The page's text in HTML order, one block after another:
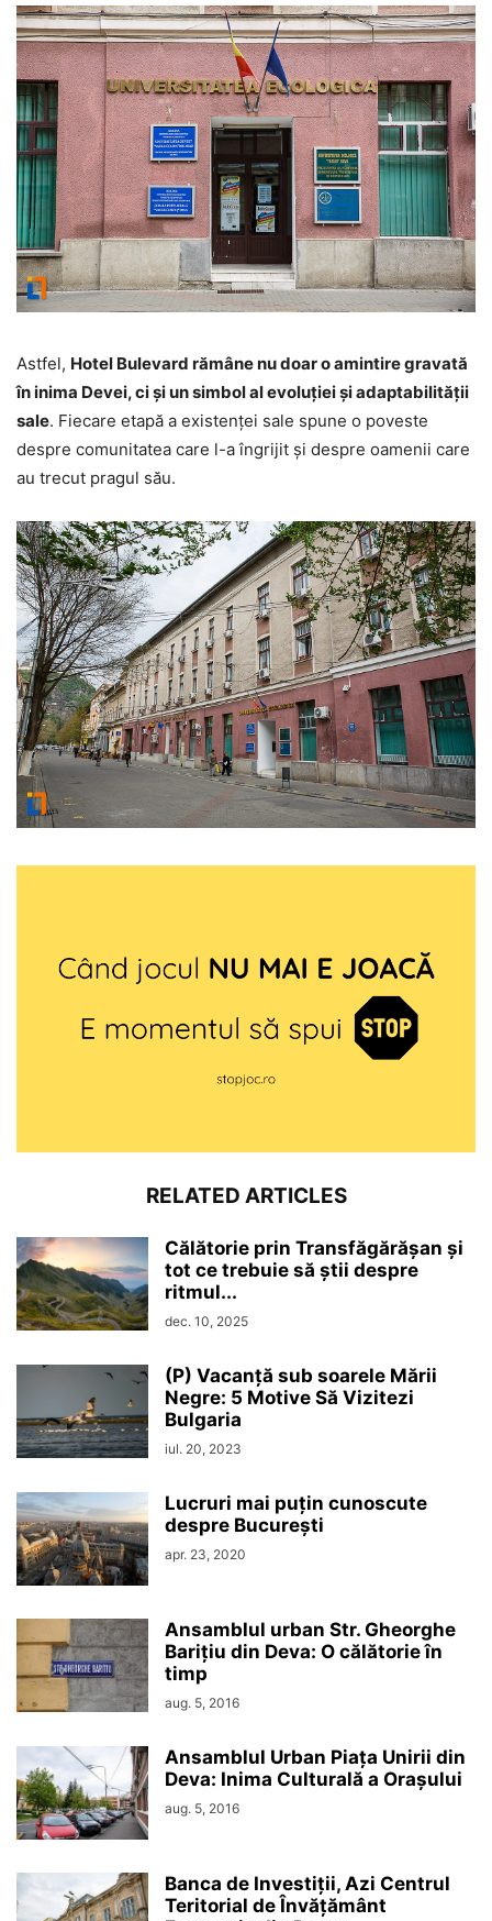
Astfel, Hotel Bulevard rămâne nu doar o amintire gravată
în inima Devei, ci și un simbol al evoluției și adaptabilității
sale. Fiecare etapă a existenței sale spune o poveste
despre comunitatea care l-a îngrijit și despre oamenii care
au trecut pragul său.
RELATED ARTICLES
Călătorie prin Transfăgărășan și
tot ce trebuie să știi despre
ritmul...
dec. 10, 2025
(P) Vacanță sub soarele Mării
Negre: 5 Motive Să Vizitezi
Bulgaria
iul. 20, 2023
Lucruri mai puțin cunoscute
despre București
apr. 23, 2020
Ansamblul urban Str. Gheorghe
Barițiu din Deva: O călătorie în
timp
aug. 5, 2016
Ansamblul Urban Piața Unirii din
Deva: Inima Culturală a Orașului
aug. 5, 2016
Banca de Investiții, Azi Centrul
Teritorial de Învățământ